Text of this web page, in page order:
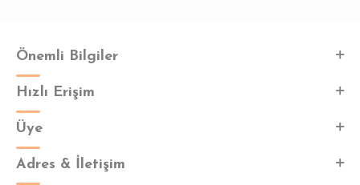
Önemli Bilgiler
Hızlı Erişim
Üye
Adres & İletişim